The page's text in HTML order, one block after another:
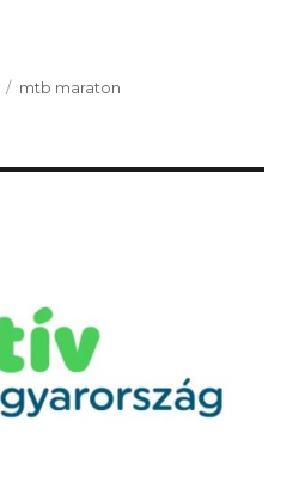
Kategória
mtb maraton